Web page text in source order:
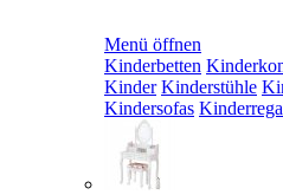
Menü öffnen
Kinderbetten
Kinder Kinderstühle
Kindersofas